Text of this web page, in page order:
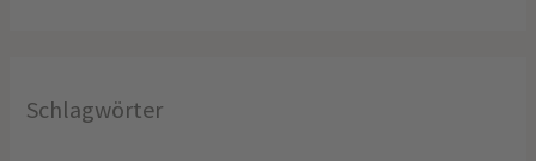
Schlagwörter